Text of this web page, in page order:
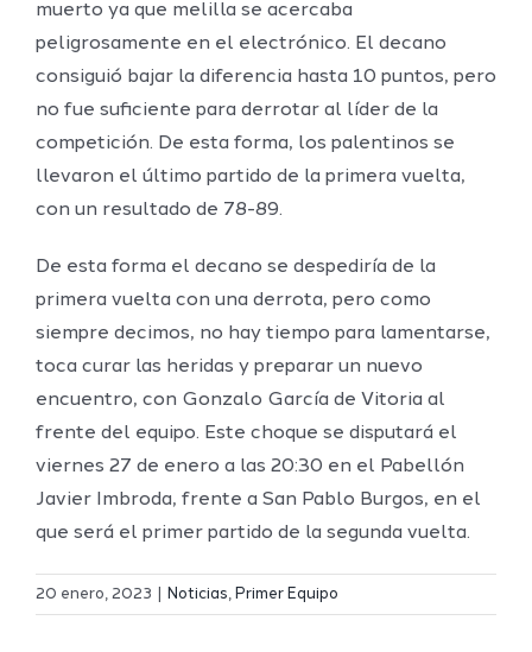
muerto ya que melilla se acercaba
peligrosamente en el electrónico. El decano
consiguió bajar la diferencia hasta 10 puntos, pero
no fue suficiente para derrotar al líder de la
competición. De esta forma, los palentinos se
llevaron el último partido de la primera vuelta,
con un resultado de 78-89.
De esta forma el decano se despediría de la
primera vuelta con una derrota, pero como
siempre decimos, no hay tiempo para lamentarse,
toca curar las heridas y preparar un nuevo
encuentro, con Gonzalo García de Vitoria al
frente del equipo. Este choque se disputará el
viernes 27 de enero a las 20:30 en el Pabellón
Javier Imbroda, frente a San Pablo Burgos, en el
que será el primer partido de la segunda vuelta.
20 enero, 2023 Noticias, Primer Equipo
El Melilla
Definidos